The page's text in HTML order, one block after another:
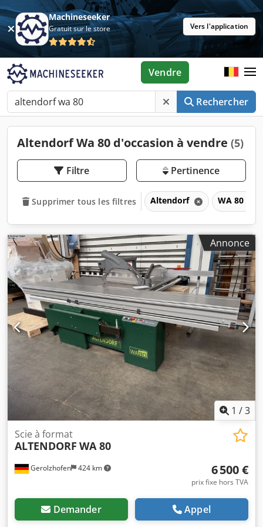
Machineseeker
Gratuit sur le store Vers l'application
Rechercher
Vendre
Altendorf Wa 80 d'occasion à vendre (5)
Filtre Pertinence
Supprimer tous les filtres Altendorf WA 80
Annonce
1 /3
Gerolzhofen 424 km
Scie à format
ALTENDORF WA 80
6 500 €
prix fixe hors TVA
Demander Appel